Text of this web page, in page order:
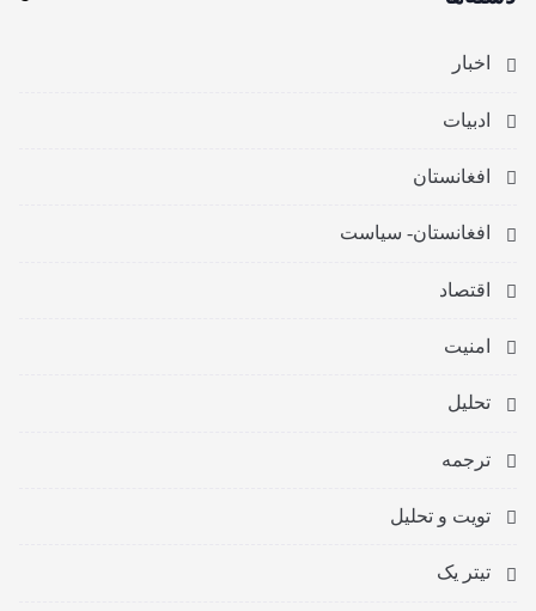
اخبار
ادبیات
افغانستان
افغانستان- سیاست
اقتصاد
امنیت
تحلیل
ترجمه
تویت و تحلیل
تیتر یک